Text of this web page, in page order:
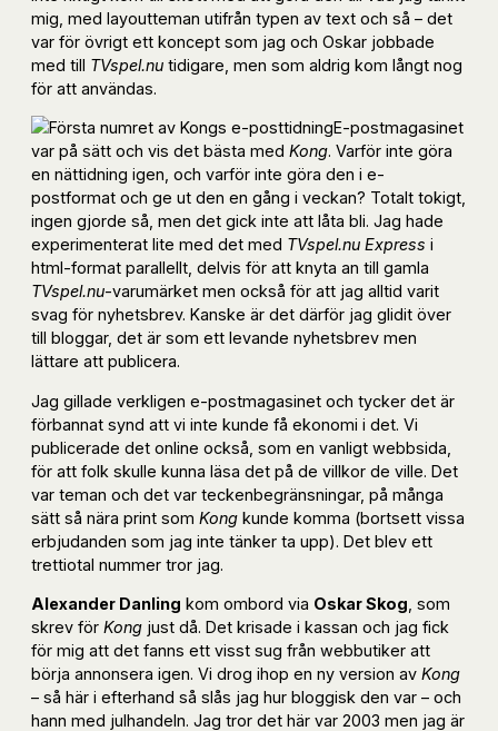
mig, med layoutteman utifrån typen av text och så – det
var för övrigt ett koncept som jag och Oskar jobbade
med till TVspel.nu tidigare, men som aldrig kom långt nog
för att användas.
E-postmagasinet
var på sätt och vis det bästa med Kong. Varför inte göra
en nättidning igen, och varför inte göra den i e-
postformat och ge ut den en gång i veckan? Totalt tokigt,
ingen gjorde så, men det gick inte att låta bli. Jag hade
experimenterat lite med det med TVspel.nu Express i
html-format parallellt, delvis för att knyta an till gamla
TVspel.nu-varumärket men också för att jag alltid varit
svag för nyhetsbrev. Kanske är det därför jag glidit över
till bloggar, det är som ett levande nyhetsbrev men
lättare att publicera.
Jag gillade verkligen e-postmagasinet och tycker det är
förbannat synd att vi inte kunde få ekonomi i det. Vi
publicerade det online också, som en vanligt webbsida,
för att folk skulle kunna läsa det på de villkor de ville. Det
var teman och det var teckenbegränsningar, på många
sätt så nära print som Kong kunde komma (bortsett vissa
erbjudanden som jag inte tänker ta upp). Det blev ett
trettiotal nummer tror jag.
Alexander Danling kom ombord via Oskar Skog , som
skrev för Kong just då. Det krisade i kassan och jag fick
för mig att det fanns ett visst sug från webbutiker att
börja annonsera igen. Vi drog ihop en ny version av Kong
– så här i efterhand så slås jag hur bloggisk den var – och
hann med julhandeln. Jag tror det här var 2003 men jag är